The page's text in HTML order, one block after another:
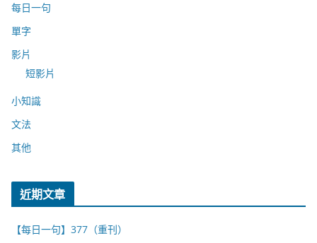
每日一句
單字
影片
短影片
小知識
文法
其他
近期文章
【每日一句】377（重刊）